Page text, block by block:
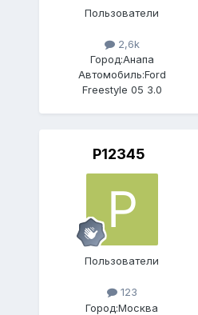
Пользователи
2,6k
Город:Анапа
Автомобиль:Ford
Freestyle 05 3.0
P12345
Пользователи
123
Город:Москва